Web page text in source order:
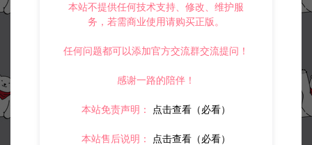
本站不提供任何技术支持、修改、维护服
务，若需商业使用请购买正版。
任何问题都可以添加官方交流群交流提问！
感谢一路的陪伴！
本站免责声明： 点击查看（必看）
本站售后说明： 点击查看（必看）